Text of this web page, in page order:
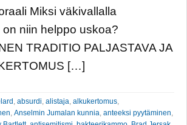
Miksi väkivallalla
niin helppo uskoa?
TRADITIO PALJASTAVA JA
[…]
, absurdi, alistaja, alkukertomus,
, Anselmin Jumalan kunnia, anteeksi pyytäminen,